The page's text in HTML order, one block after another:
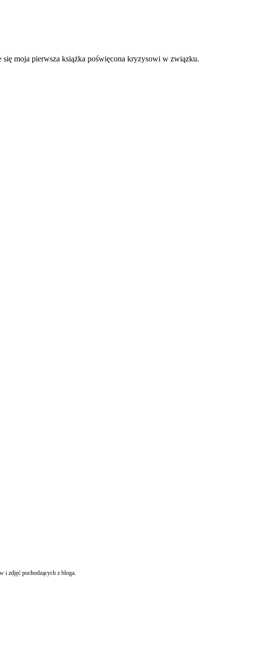
moja pierwsza książka poświęcona kryzysowi w związku.
i zdjęć pochodzących z bloga.